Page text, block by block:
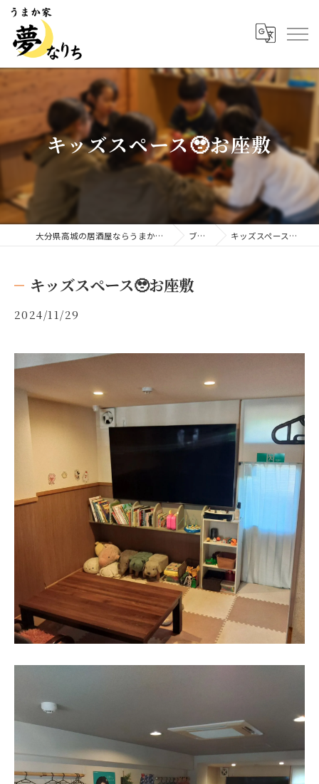
キッズスペース🥹お座敷
大分県高城の居酒屋ならうまか家 夢なりち ブログ キッズスペース🥹お座敷
キッズスペース🥹お座敷
2024/11/29